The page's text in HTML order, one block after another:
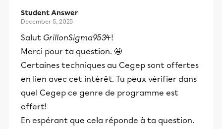
Student Answer
December 5, 2025
Salut GrillonSigma9534!
Merci pour ta question. 🤩
Certaines techniques au Cegep sont offertes
en lien avec cet intérêt. Tu peux vérifier dans
quel Cegep ce genre de programme est
offert!
En espérant que cela réponde à ta question.